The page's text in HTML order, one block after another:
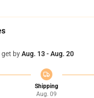
get byAug. 13 - Aug. 20
Shipping
Aug. 09